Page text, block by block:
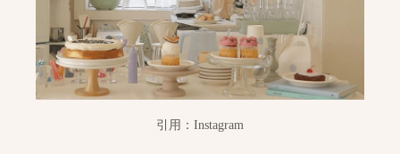
引用：Instagram